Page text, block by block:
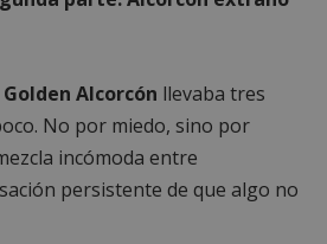
Alcorcón llevaba tres
No por miedo, sino por
incómoda entre
persistente de que algo no